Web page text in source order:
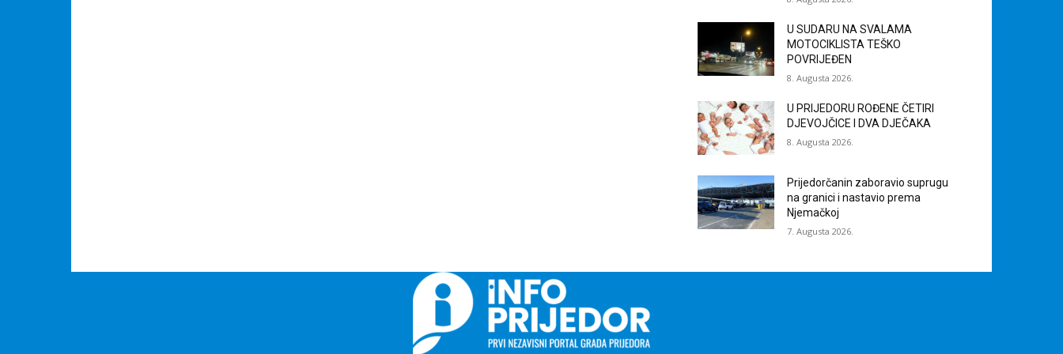
U SUDARU NA SVALAMA
MOTOCIKLISTA TEŠKO
POVRIJEĐEN
8. Augusta 2026.
U PRIJEDORU ROĐENE ČETIRI
DJEVOJČICE I DVA DJEČAKA
8. Augusta 2026.
Prijedorčanin zaboravio suprugu
na granici i nastavio prema
Njemačkoj
7. Augusta 2026.